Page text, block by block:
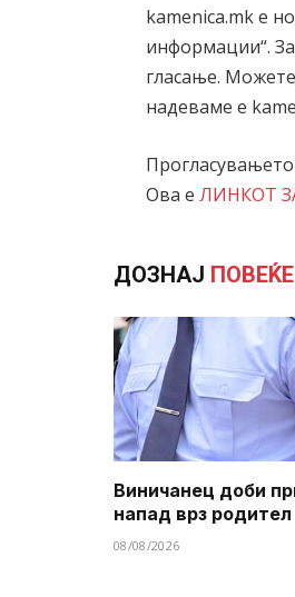
kamenica.mk е
информации“.
гласање.
надеваме е
Прогласувањето
Ова еЛИНКОТ
ДОЗНАЈ ПОВЕЌЕ
Виничанец доби
напад врз родител
08/08/2026